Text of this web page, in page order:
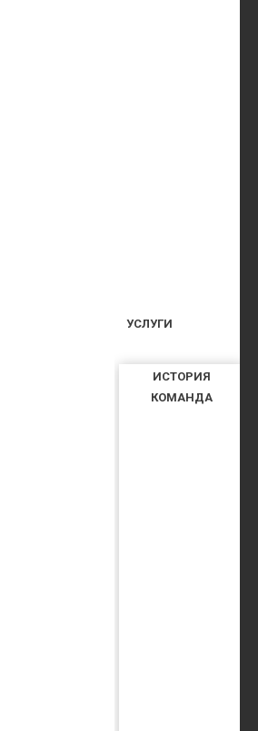
ИСТОРИЯ
КОМАНДА
УСЛУГИ